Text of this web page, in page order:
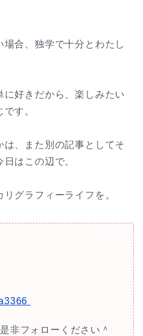
合、独学で十分とわたし
好きだから、楽しみたい
す。
、また別の記事としてそ
はこの辺で。
グラフィーライフを。
非フォローください＾